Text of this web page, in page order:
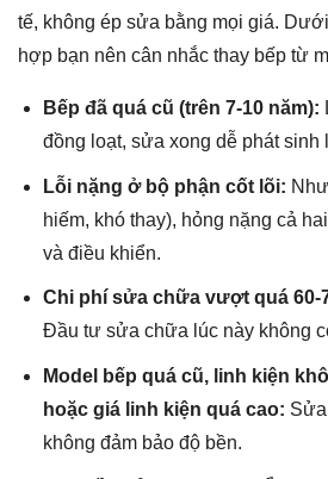
tế, không ép sửa bằng mọi giá.
hợp bạn nên cân nhắc thay bếp từ
Bếp đã quá cũ (trên 7-10 năm):
đồng loạt, sửa xong dễ phát sinh
Lỗi nặng ở bộ phận cốt lõi:
hiếm, khó thay), hỏng nặng cả
và điều khiển.
Chi phí sửa chữa vượt quá 60-
Đầu tư sửa chữa lúc này không
Model bếp quá cũ, linh kiện
hoặc giá linh kiện quá cao:
không đảm bảo độ bền.